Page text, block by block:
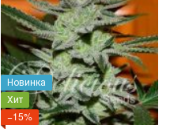
Новинка
Хит
−15%